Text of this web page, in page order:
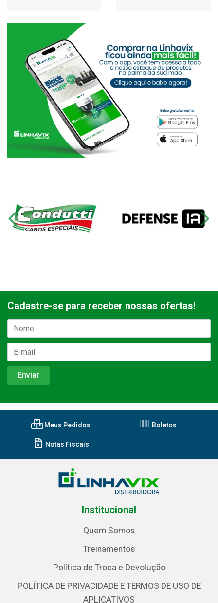
Cadastre-se para receber nossas ofertas!
Meus Pedidos Boletos
Notas Fiscais
Institucional
Quem Somos
Treinamentos
Política de Troca e Devolução
POLÍTICA DE PRIVACIDADE E TERMOS DE USO DE
APLICATIVOS